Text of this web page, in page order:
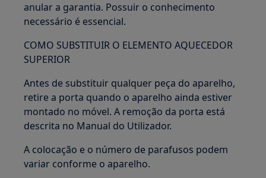
anular a garantia. Possuir o conhecimento
necessário é essencial.
COMO SUBSTITUIR O ELEMENTO AQUECEDOR
SUPERIOR
Antes de substituir qualquer peça do aparelho,
retire a porta quando o aparelho ainda estiver
montado no móvel. A remoção da porta está
descrita no Manual do Utilizador.
A colocação e o número de parafusos podem
variar conforme o aparelho.